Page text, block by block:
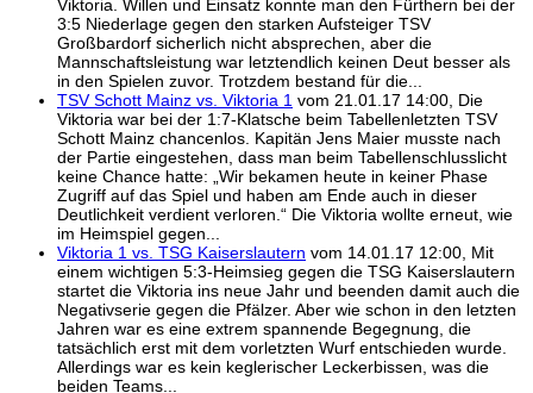
Viktoria. Willen und Einsatz konnte man den Fürthern bei der
3:5 Niederlage gegen den starken Aufsteiger TSV
Großbardorf sicherlich nicht absprechen, aber die
Mannschaftsleistung war letztendlich keinen Deut besser als
in den Spielen zuvor. Trotzdem bestand für die...
TSV Schott Mainz vs. Viktoria 1 vom 21.01.17 14:00, Die
Viktoria war bei der 1:7-Klatsche beim Tabellenletzten TSV
Schott Mainz chancenlos. Kapitän Jens Maier musste nach
der Partie eingestehen, dass man beim Tabellenschlusslicht
keine Chance hatte: „Wir bekamen heute in keiner Phase
Zugriff auf das Spiel und haben am Ende auch in dieser
Deutlichkeit verdient verloren.“ Die Viktoria wollte erneut, wie
im Heimspiel gegen...
Viktoria 1 vs. TSG Kaiserslautern vom 14.01.17 12:00, Mit
einem wichtigen 5:3-Heimsieg gegen die TSG Kaiserslautern
startet die Viktoria ins neue Jahr und beenden damit auch die
Negativserie gegen die Pfälzer. Aber wie schon in den letzten
Jahren war es eine extrem spannende Begegnung, die
tatsächlich erst mit dem vorletzten Wurf entschieden wurde.
Allerdings war es kein keglerischer Leckerbissen, was die
beiden Teams...